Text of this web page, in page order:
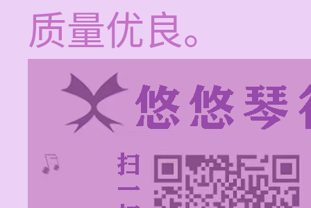
质量优良。